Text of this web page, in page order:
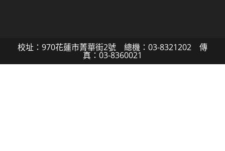
校址：970花蓮市菁華街2號 總機：03-8321202 傳
真：03-8360021